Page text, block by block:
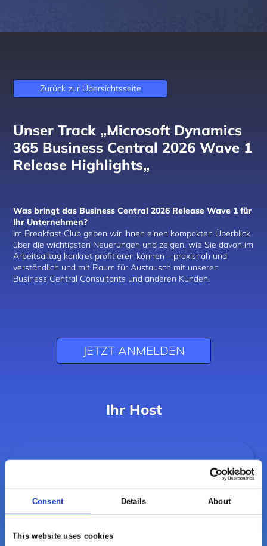
Consent Details About
This website uses cookies
Zurück zur Übersichtsseite
Unser Track „Microsoft Dynamics
365 Business Central 2026 Wave 1
Release Highlights„
Was bringt das Business Central 2026 Release Wave 1 für
Ihr Unternehmen?
Im Breakfast Club geben wir Ihnen einen kompakten Überblick
über die wichtigsten Neuerungen und zeigen, wie Sie davon im
Arbeitsalltag konkret profitieren können – praxisnah und
verständlich und mit Raum für Austausch mit unseren
Business Central Consultants und anderen Kunden.
JETZT ANMELDEN
Ihr Host